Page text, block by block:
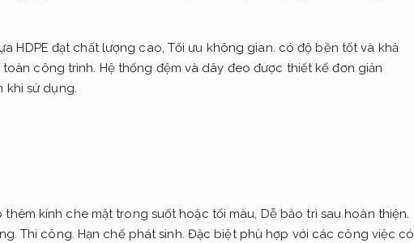
HDPE đạt chất lượng cao, Tối ưu không gian. có độ bền tốt và khả
toàn công trình. Hệ thống đệm và dây đeo được thiết kế đơn giản
khi sử dụng.
kính che mặt trong suốt hoặc tối màu, Dễ bảo trì sau hoàn thiện.
Thi công. Hạn chế phát sinh. Đặc biệt phù hợp với các công việc có